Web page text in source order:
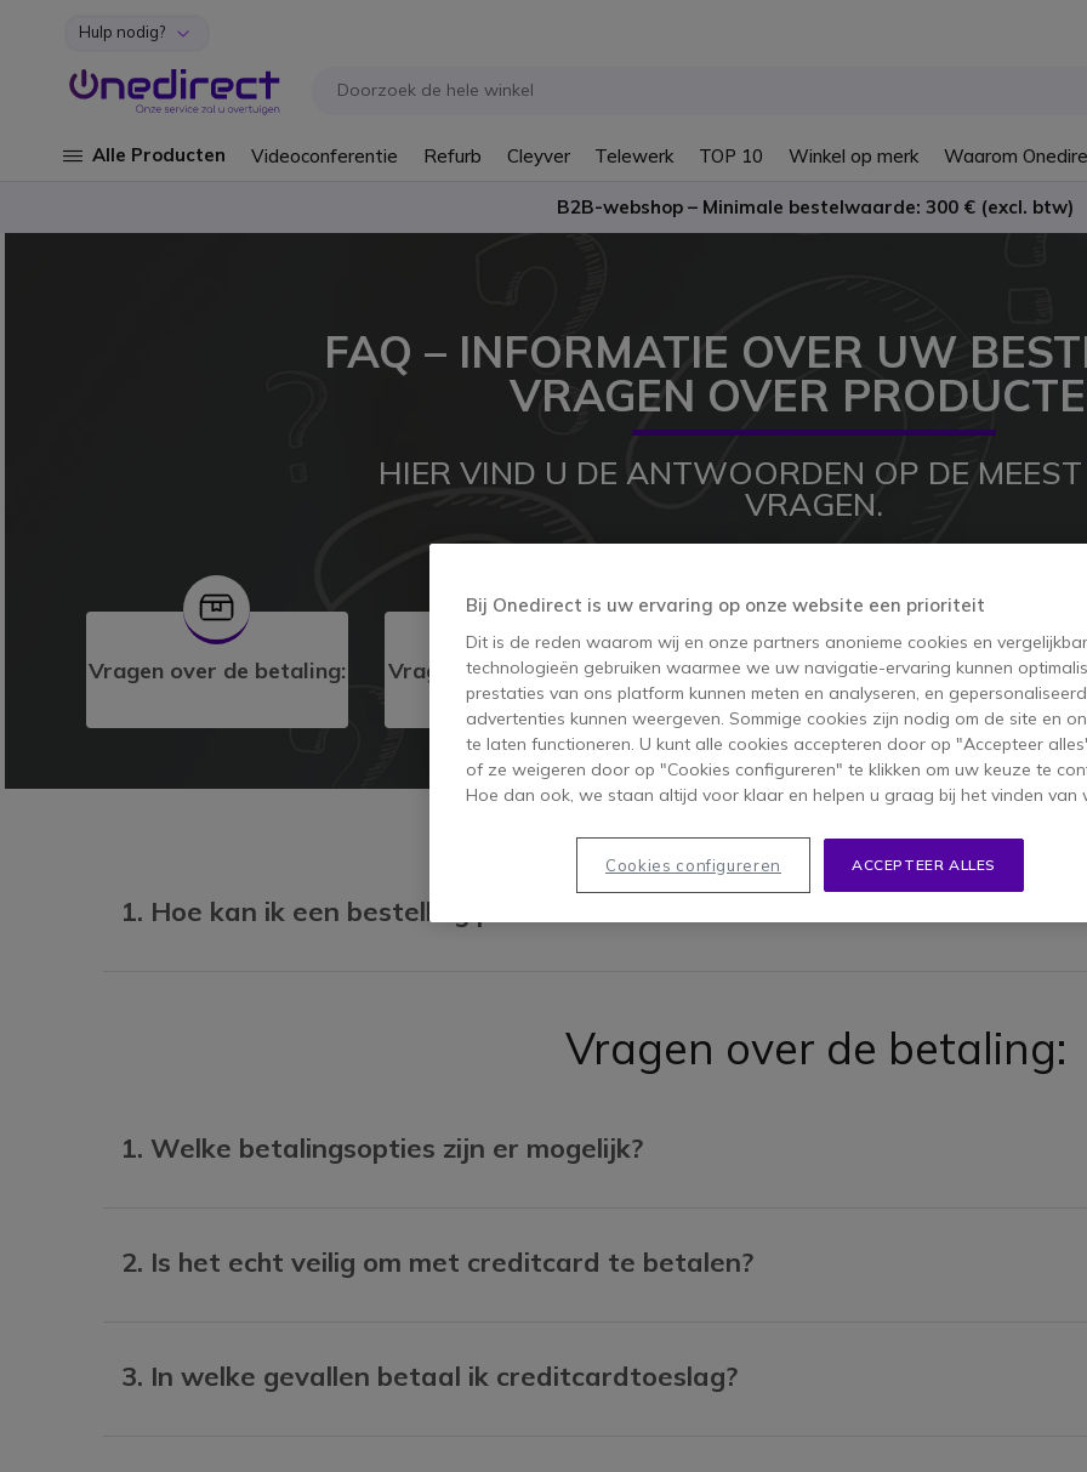
Ga naar de inhoud
Hulp nodig?
Alle Producten Videoconferentie Refurb Cleyver Telewerk TOP 10 Winkel op merk Waarom
B2B-webshop – Minimale bestelwaarde: 300 € (excl. btw)
FAQ – INFORMATIE OVER UW
VRAGEN OVER
HIER VIND U DE ANTWOORDEN OP DE MEEST
VRAGEN.
Vragen over de betaling: Vragen over de levering: Informatie over onze
producten over
1. Hoe kan ik een bestelling plaatsen?
Vragen over de betaling:
1. Welke betalingsopties zijn er mogelijk?
2. Is het echt veilig om met creditcard te betalen?
3. In welke gevallen betaal ik creditcardtoeslag?
Bij Onedirect is uw ervaring op onze website een prioriteit
Dit is de reden waarom wij en onze partners anonieme cookies en
technologieën gebruiken waarmee we uw navigatie-ervaring kunnen
prestaties van ons platform kunnen meten en analyseren, en
advertenties kunnen weergeven. Sommige cookies zijn nodig om de site en
te laten functioneren. U kunt alle cookies accepteren door op "Accepteer
of ze weigeren door op "Cookies configureren" te klikken om uw keuze te
Hoe dan ook, we staan altijd voor klaar en helpen u graag bij het vinden van
ACCEPTEER ALLES
Cookies configureren